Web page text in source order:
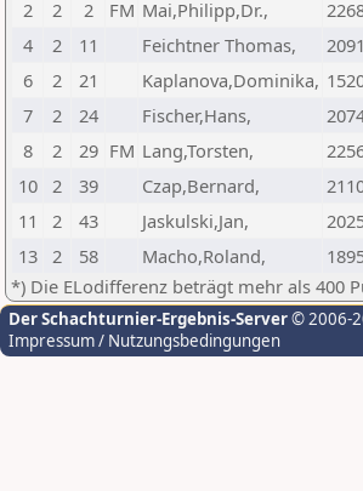
2
2 2 FM Mai,Philipp,Dr.,
4
2 11 Feichtner Thomas, 2091
6
2 21 Kaplanova,Dominika,
7
2 24 Fischer,Hans,
8
2 29 FM Lang,Torsten,
10
2 39 Czap,Bernard,
11
2 43 Jaskulski,Jan,
13
2 58 Macho,Roland,
*) Die ELodifferenz beträgt mehr als 400
Der Schachturnier-Ergebnis-Server© 2006-
Impressum / Nutzungsbedingungen